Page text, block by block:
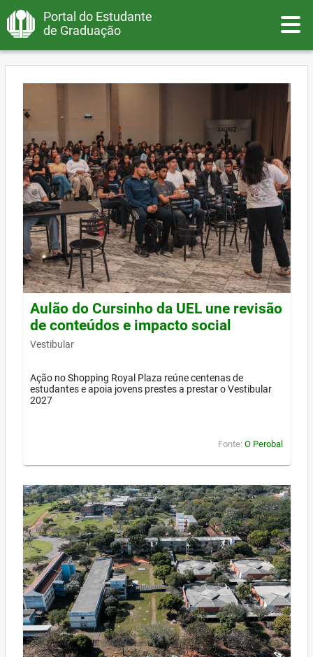
Portal do Estudante
de Graduação
Aulão do Cursinho da UEL une revisão
de conteúdos e impacto social
Vestibular
Ação no Shopping Royal Plaza reúne centenas de
estudantes e apoia jovens prestes a prestar o Vestibular
2027
Fonte: O Perobal